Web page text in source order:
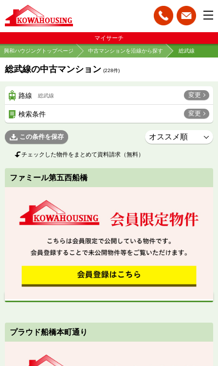
マイサーチ
興和ハウジングトップページ 中古マンションを沿線から探す 総武線
総武線の中古マンション (228件)
路線 総武線 変更
検索条件 変更
この条件を保存
チェックした物件をまとめて資料請求（無料）
ファミール第五西船橋
プラウド船橋本町通り